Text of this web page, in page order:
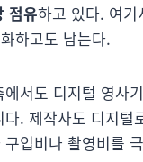
점유하고 있다. 여기
하고도 남는다.
에서도 디지털 영사
다. 제작사도 디지
입비나 촬영비를